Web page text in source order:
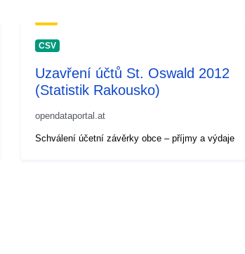
CSV
Uzavření účtů St. Oswald 2012
(Statistik Rakousko)
opendataportal.at
Schválení účetní závěrky obce – příjmy a výdaje